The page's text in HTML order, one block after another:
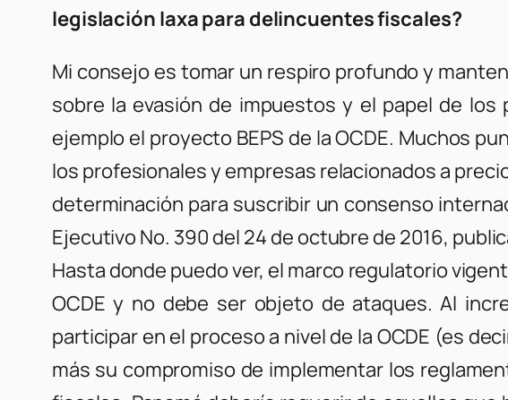
legislación laxa para delincuentes fiscales?
Mi consejo es tomar un respiro profundo y
sobre la evasión de impuestos y el papel de
ejemplo el proyecto BEPS de la OCDE. Muchos
los profesionales y empresas relacionados a
determinación para suscribir un consenso
Ejecutivo No. 390 del 24 de octubre de 2016,
Hasta donde puedo ver, el marco regulatorio
OCDE y no debe ser objeto de ataques. Al
participar en el proceso a nivel de la OCDE (es
más su compromiso de implementar los